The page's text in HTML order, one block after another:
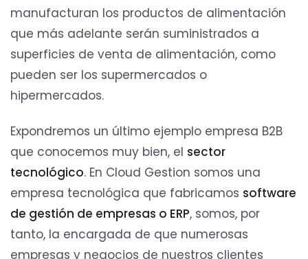
manufacturan los productos de alimentación
que más adelante serán suministrados a
superficies de venta de alimentación, como
pueden ser los supermercados o
hipermercados.
Expondremos un último ejemplo empresa B2B
que conocemos muy bien, el sector
tecnológico. En Cloud Gestion somos una
empresa tecnológica que fabricamos software
de gestión de empresas o ERP, somos, por
tanto, la encargada de que numerosas
empresas y negocios de nuestros clientes